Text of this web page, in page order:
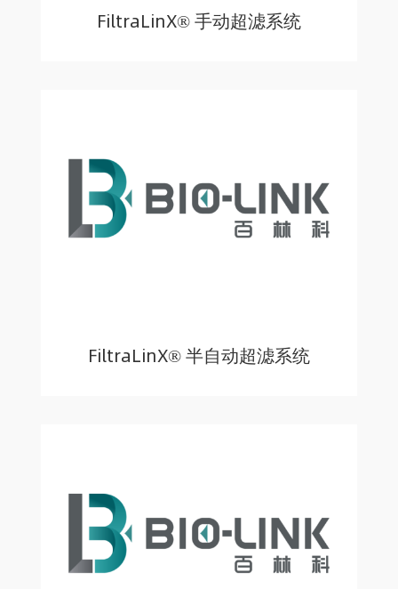
FiltraLinX® 手动超滤系统
FiltraLinX® 半自动超滤系统